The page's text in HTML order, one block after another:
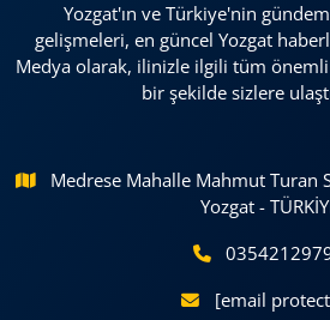
Yozgat'ın ve Türkiye'nin
gelişmeleri, en güncel Yozgat
Medya olarak, ilinizle ilgili tüm önemli
bir şekilde sizlere
Medrese Mahalle Mahmut Turan
Yozgat -
[email